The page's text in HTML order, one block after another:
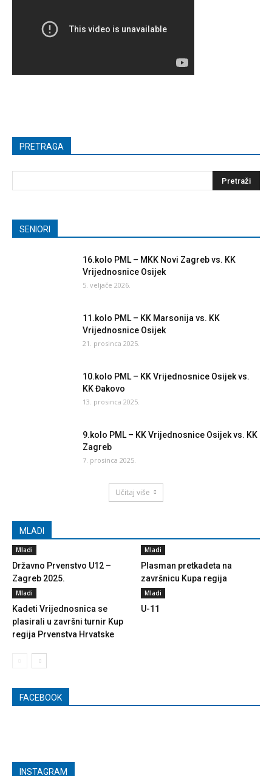
PRETRAGA
SENIORI
16.kolo PML – MKK Novi Zagreb vs. KK
Vrijednosnice Osijek
5. veljače 2026.
11.kolo PML – KK Marsonija vs. KK
Vrijednosnice Osijek
21. prosinca 2025.
10.kolo PML – KK Vrijednosnice Osijek vs.
KK Đakovo
13. prosinca 2025.
9.kolo PML – KK Vrijednosnice Osijek vs. KK
Zagreb
7. prosinca 2025.
Učitaj više
MLADI
Mladi
Državno Prvenstvo U12 –
Zagreb 2025.
Mladi
Plasman pretkadeta na
završnicu Kupa regija
Mladi
Kadeti Vrijednosnica se
plasirali u završni turnir Kup
regija Prvenstva Hrvatske
Mladi
U-11
FACEBOOK
INSTAGRAM